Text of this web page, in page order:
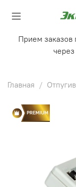
Прием заказов
через
Главная